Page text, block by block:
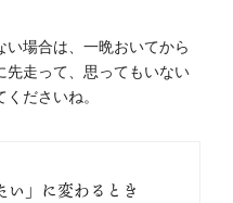
場合は、一晩おいてから
走って、思ってもいない
ださいね。
い」に変わるとき